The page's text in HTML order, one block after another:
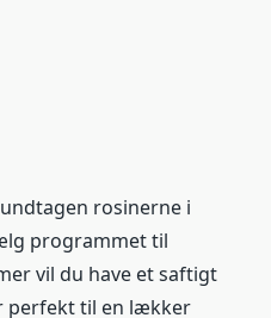
rosinerne i
programmet til
vil du have et saftigt
perfekt til en lækker